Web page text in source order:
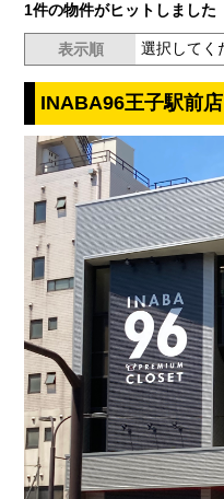
1件の物件がヒットしました
表示順
INABA96王子駅前店